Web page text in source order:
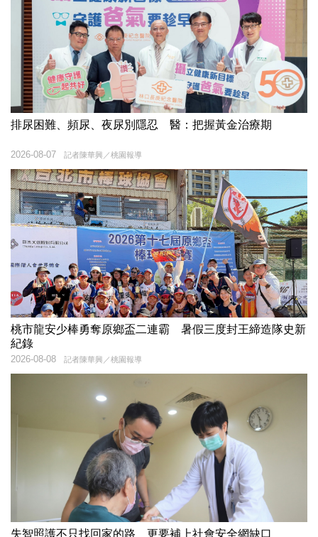
排尿困難、頻尿、夜尿別隱忍 醫：把握黃金治療期
記者陳華興／桃園報導
2026-08-07
桃市龍安少棒勇奪原鄉盃二連霸 暑假三度封王締造隊史新
紀錄
記者陳華興／桃園報導
2026-08-08
失智照護不只找回家的路 更要補上社會安全網缺口